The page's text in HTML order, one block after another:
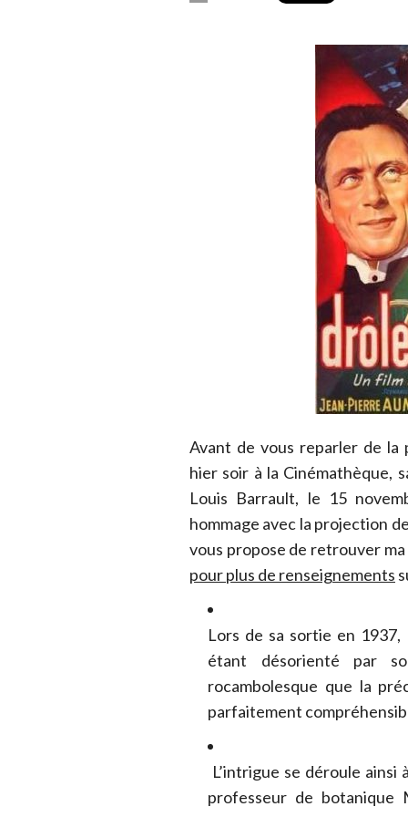
Avant de vous reparler de la
hier soir à la Cinémathèque,
Louis Barrault, le 15
hommage avec la projection
vous propose de retrouver
pour plus de renseignements
Lors de sa sortie en 1937,
étant désorienté par
rocambolesque que la
parfaitement
L’intrigue se déroule
professeur de botanique